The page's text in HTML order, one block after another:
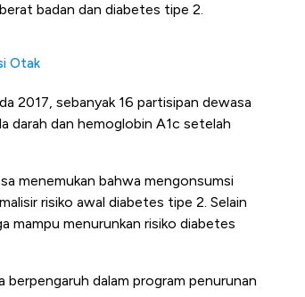
badan dan diabetes tipe 2.
Otak
2017, sebanyak 16 partisipan dewasa
darah dan hemoglobin A1c setelah
menemukan bahwa mengonsumsi
risiko awal diabetes tipe 2. Selain
mampu menurunkan risiko diabetes
berpengaruh dalam program penurunan